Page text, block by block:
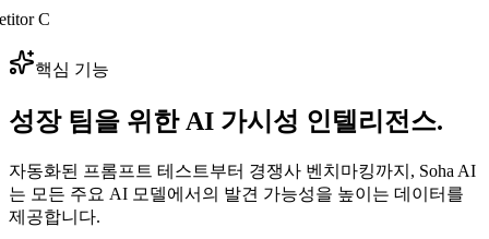
C
핵심 기능
성장 팀을 위한 AI 가시성 인텔리전스.
자동화된 프롬프트 테스트부터 경쟁사 벤치마킹까지, Soha AI
는 모든 주요 AI 모델에서의 발견 가능성을 높이는 데이터를
제공합니다.